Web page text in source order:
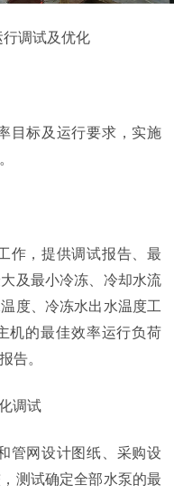
调试及优化
目标及运行要求，实施
作，提供调试报告、最
及最小冷冻、冷却水流
度、冷冻水出水温度工
机的最佳效率运行负荷
告。
调试
管网设计图纸、采购设
测试确定全部水泵的最